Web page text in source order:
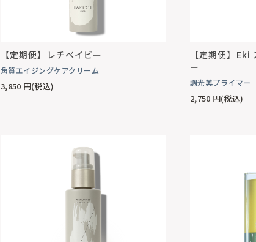
【定期便】レチベイビー
角質エイジングケアクリーム
3,850 円(税込)
【定期便】Eki
ー
調光美プライマー
2,750 円(税込)